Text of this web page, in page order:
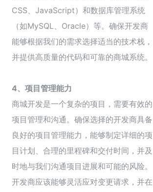
CSS、JavaScript）和数据库管理系统
（如MySQL、Oracle）等。确保开发商
能够根据我们的需求选择适当的技术栈，
并提供高质量的代码和可靠的商城系统。
4、项目管理能力
商城开发是一个复杂的项目，需要有效的
项目管理和沟通。确保选择的开发商具备
良好的项目管理能力，能够制定详细的项
目计划、合理的里程碑和交付时间，并及
时地与我们沟通项目进展和可能的风险。
开发商应该能够灵活应对变更请求，并在